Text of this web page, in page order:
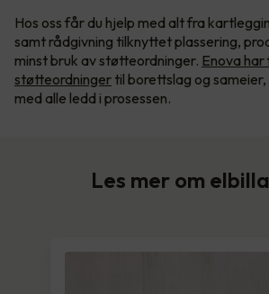
Hos oss får du hjelp med alt fra
samt rådgivning tilknyttet plassering,
minst bruk av støtteordninger. Enova har
støtteordninger til borettslag og
med alle ledd i prosessen.
Les mer om